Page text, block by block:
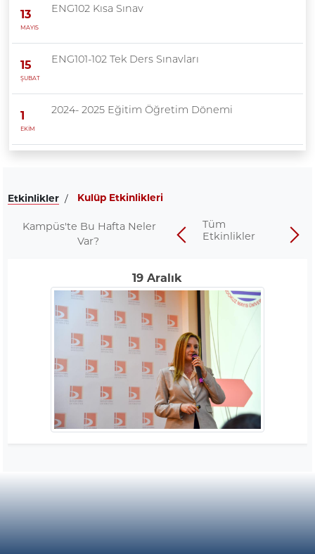
13
MAYIS
ENG102 Kısa Sınav
15
ŞUBAT
ENG101-102 Tek Ders Sınavları
1
EKİM
2024- 2025 Eğitim Öğretim Dönemi
Etkinlikler / Kulüp Etkinlikleri
Kampüs'te Bu Hafta Neler
Var?
Tüm
Etkinlikler
19 Aralık